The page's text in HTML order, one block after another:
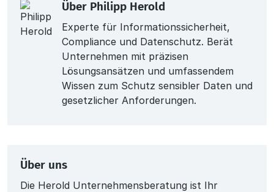
Über Philipp Herold
Experte für Informationssicherheit,
Compliance und Datenschutz. Berät
Unternehmen mit präzisen
Lösungsansätzen und umfassendem
Wissen zum Schutz sensibler Daten und
gesetzlicher Anforderungen.
Über uns
Die Herold Unternehmensberatung ist Ihr